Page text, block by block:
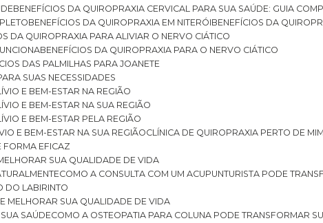
BENEFÍCIOS DA QUIROPRAXIA CERVICAL PARA SUA SAÚDE: GUIA
BENEFÍCIOS DA QUIROPRAXIA EM NITERÓI
BENEFÍCIOS DA
DA QUIROPRAXIA PARA ALIVIAR O NERVO CIÁTICO
BENEFÍCIOS DA QUIROPRAXIA PARA O NERVO CIÁTICO
DAS PALMILHAS PARA JOANETE
SUAS NECESSIDADES
E BEM-ESTAR NA REGIÃO
E BEM-ESTAR NA SUA REGIÃO
E BEM-ESTAR PELA REGIÃO
E BEM-ESTAR NA SUA REGIÃO
CLÍNICA DE QUIROPRAXIA PERTO DE
FORMA EFICAZ
SUA QUALIDADE DE VIDA
COMO A CONSULTA COM UM ACUPUNTURISTA PODE
DO LABIRINTO
MELHORAR SUA QUALIDADE DE VIDA
SAÚDE
COMO A OSTEOPATIA PARA COLUNA PODE TRANSFORMAR